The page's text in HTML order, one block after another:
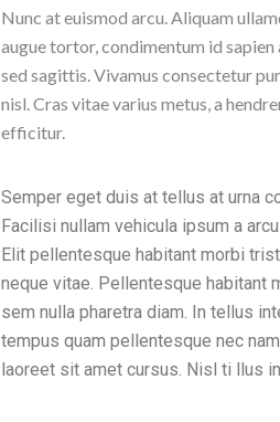
Nunc at euismod arcu. Aliquam
augue tortor, condimentum id sapien
sed sagittis. Vivamus consectetur
nisl. Cras vitae varius metus, a
efficitur.
Semper eget duis at tellus at urna
Facilisi nullam vehicula ipsum a
Elit pellentesque habitant morbi
neque vitae. Pellentesque habitant
sem nulla pharetra diam. In tellus
tempus quam pellentesque nec
laoreet sit amet cursus. Nisl ti llus